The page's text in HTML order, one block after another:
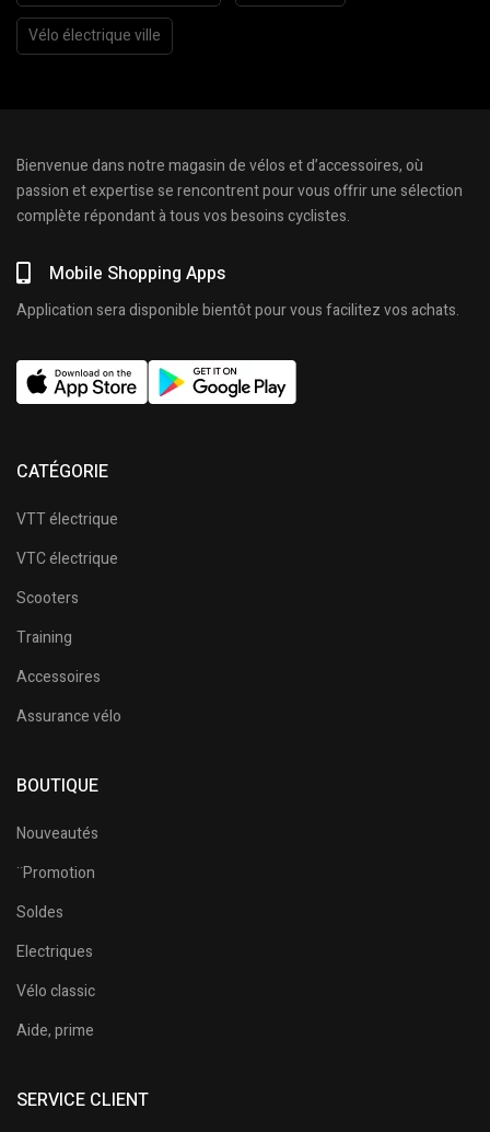
Vélo électrique ville
Bienvenue dans notre magasin de vélos et d’accessoires, où
passion et expertise se rencontrent pour vous offrir une sélection
complète répondant à tous vos besoins cyclistes.
Mobile Shopping Apps
Application sera disponible bientôt pour vous facilitez vos achats.
CATÉGORIE
VTT électrique
VTC électrique
Scooters
Training
Accessoires
Assurance vélo
BOUTIQUE
Nouveautés
¨Promotion
Soldes
Electriques
Vélo classic
Aide, prime
SERVICE CLIENT